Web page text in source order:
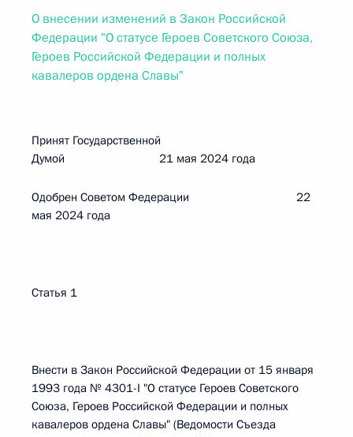
О внесении изменений в Закон Российской
Федерации "О статусе Героев Советского Союза,
Героев Российской Федерации и полных
кавалеров ордена Славы"
Принят Государственной
Думой 21 мая 2024 года
Одобрен Советом Федерации 22
мая 2024 года
Статья 1
Внести в Закон Российской Федерации от 15 января
1993 года № 4301-I "О статусе Героев Советского
Союза, Героев Российской Федерации и полных
кавалеров ордена Славы" (Ведомости Съезда